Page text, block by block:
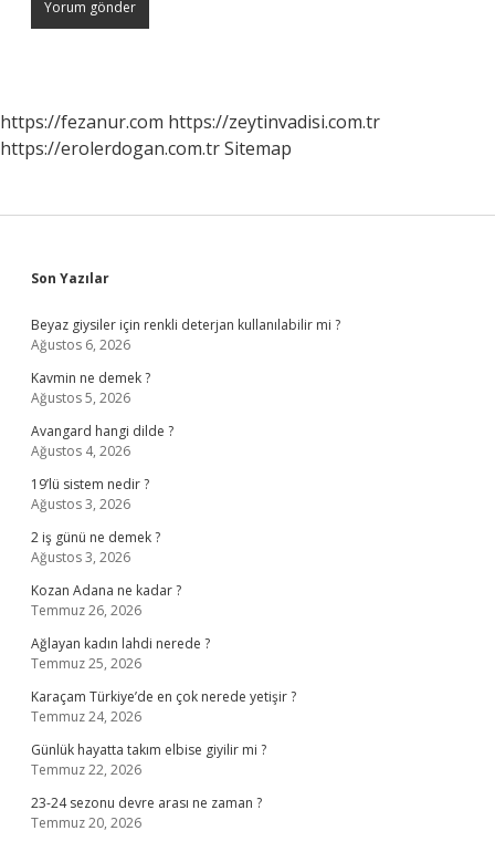
https://fezanur.com https://zeytinvadisi.com.tr
https://erolerdogan.com.trSitemap
Sidebar
Son Yazılar
Beyaz giysiler için renkli deterjan kullanılabilir mi ?
Ağustos 6, 2026
Kavmin ne demek ?
Ağustos 5, 2026
Avangard hangi dilde ?
Ağustos 4, 2026
19’lü sistem nedir ?
Ağustos 3, 2026
2 iş günü ne demek ?
Ağustos 3, 2026
Kozan Adana ne kadar ?
Temmuz 26, 2026
Ağlayan kadın lahdi nerede ?
Temmuz 25, 2026
Karaçam Türkiye’de en çok nerede yetişir ?
Temmuz 24, 2026
Günlük hayatta takım elbise giyilir mi ?
Temmuz 22, 2026
23-24 sezonu devre arası ne zaman ?
Temmuz 20, 2026